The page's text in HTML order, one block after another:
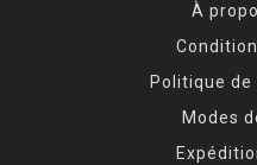
À
Politique
Modes